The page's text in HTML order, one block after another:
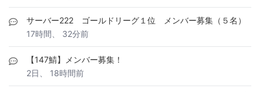
サーバー222 ゴールドリーグ１位 メンバー募集（５名）
17時間、 32分前
【147鯖】メンバー募集！
2日、 18時間前